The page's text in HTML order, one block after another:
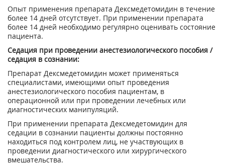
Опыт применения препарата Дексмедетомидин в течение
более 14 дней отсутствует. При применении препарата
более 14 дней необходимо регулярно оценивать состояние
пациента.
Седация при проведении анестезиологического пособия /
седация в сознании:
Препарат Дексмедетомидин может применяться
специалистами, имеющими опыт проведения
анестезиологического пособия пациентам, в
операционной или при проведении лечебных или
диагностических манипуляций.
При применении препарата Дексмедетомидин для
седации в сознании пациенты должны постоянно
находиться под контролем лиц, не участвующих в
проведении диагностического или хирургического
вмешательства.